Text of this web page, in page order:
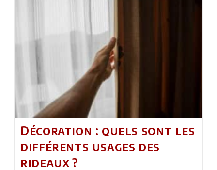
Décoration : quels sont les
différents usages des
rideaux ?